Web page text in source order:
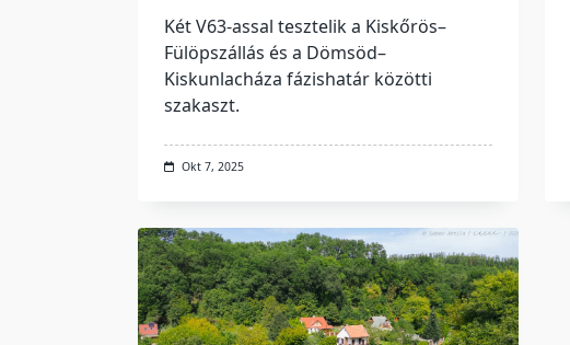
Két V63-assal tesztelik a Kiskőrös–
Fülöpszállás és a Dömsöd–
Kiskunlacháza fázishatár közötti
szakaszt.
Okt 7, 2025